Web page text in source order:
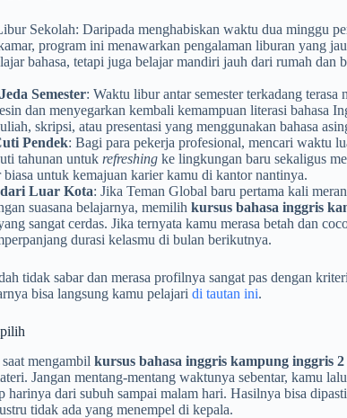
Sekolah: Daripada menghabiskan waktu dua minggu
program ini menawarkan pengalaman liburan yang
bahasa, tetapi juga belajar mandiri jauh dari rumah dan
Semester: Waktu libur antar semester terkadang
dan menyegarkan kembali kemampuan literasi bahasa
skripsi, atau presentasi yang menggunakan bahasa
Pendek: Bagi para pekerja profesional, mencari waktu
tahunan untuk refreshing ke lingkungan baru sekaligus
untuk kemajuan karier kamu di kantor nantinya.
dari Luar Kota: Jika Teman Global baru pertama kali
suasana belajarnya, memilih kursus bahasa inggris
sangat cerdas. Jika ternyata kamu merasa betah dan
durasi kelasmu di bulan berikutnya.
tidak sabar dan merasa profilnya sangat pas dengan
bisa langsung kamu pelajari di tautan ini.
mengambil kursus bahasa inggris kampung inggris
Jangan mentang-mentang waktunya sebentar, kamu
harinya dari subuh sampai malam hari. Hasilnya bisa
tidak ada yang menempel di kepala.